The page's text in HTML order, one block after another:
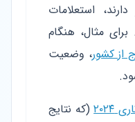
استعلامات
مثال، هنگام
از کشور، وضعیت
۲۰۲۴
(که نتایج